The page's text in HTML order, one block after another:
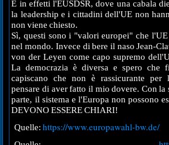
È in effetti l'EUSDSR, dove una cabala
la leadership e i cittadini dell'UE non
non viene chiesto.
Sì, questi sono i "valori europei" che l'UE
nel mondo. Invece di bere il naso Jean-
von der Leyen come capo supremo
La democrazia è diversa e spero che
capiscano che non è rassicurante per
pensare di aver fatto il mio dovere. Con la
parte, il sistema e l'Europa non possono
DEVONO ESSERE CHIARI!
Quelle:https://www.europawahl-bw.de/